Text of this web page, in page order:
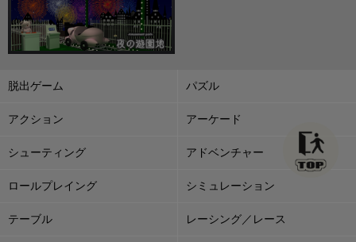
脱出ゲーム パズル
アクション アーケード
シューティング アドベンチャー
ロールプレイング シミュレーション
テーブル レーシング／レース